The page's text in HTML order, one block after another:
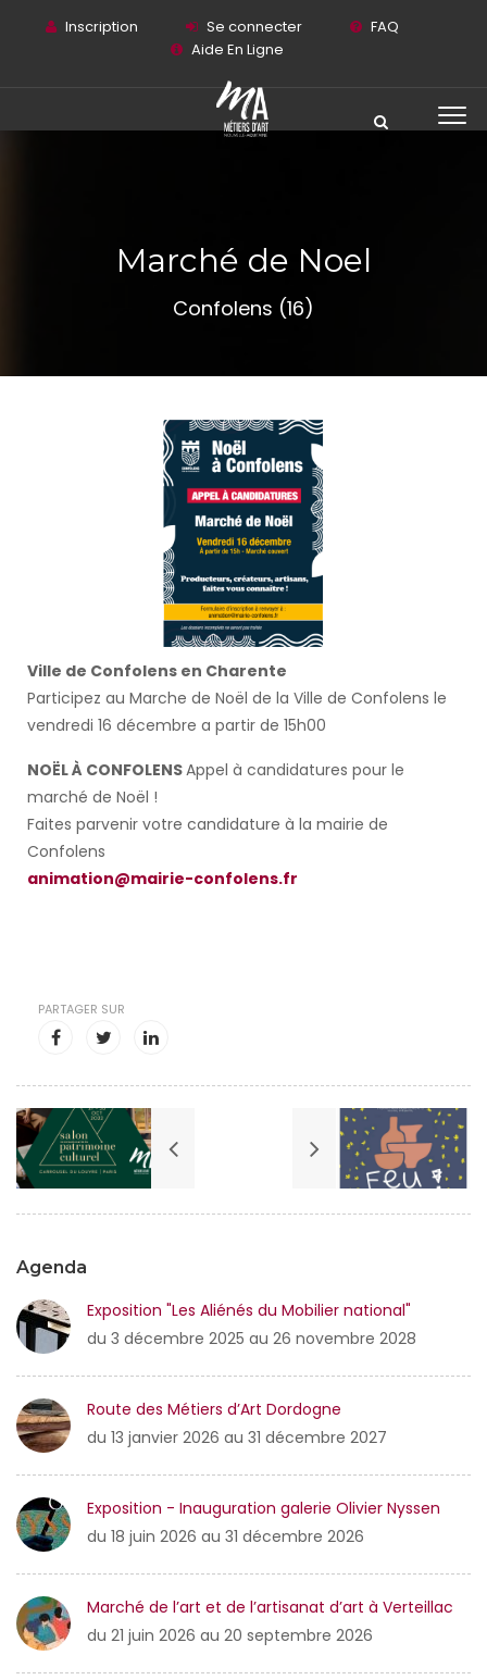
Inscription Se connecter
FAQ
Aide En Ligne
Marché de Noel
Confolens (16)
Agenda
Exposition "Les Aliénés du Mobilier national"
du 3 décembre 2025 au 26 novembre 2028
Route des Métiers d’Art Dordogne
du 13 janvier 2026 au 31 décembre 2027
Exposition - Inauguration galerie Olivier Nyssen
du 18 juin 2026 au 31 décembre 2026
Marché de l’art et de l’artisanat d’art à Verteillac
du 21 juin 2026 au 20 septembre 2026
Ville de Confolens en Charente
Participez au Marche de Noël de la Ville de Confolens le
vendredi 16 décembre a partir de 15h00
NOËL À CONFOLENSAppel à candidatures pour le
marché de Noël !
Faites parvenir votre candidature à la mairie de
Confolens
animation@mairie-confolens.fr
PARTAGER SUR